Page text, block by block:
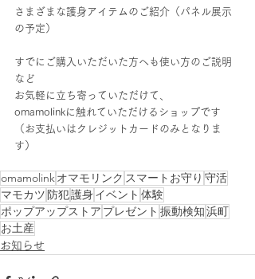
さまざまな護身アイテムのご紹介（パネル展示
の予定）
すでにご購入いただいた方へも使い方のご説明
など
お気軽に立ち寄っていただけて、
omamolinkに触れていただけるショップです
（お支払いはクレジットカードのみとなりま
す）
omamolinkオマモリンク スマートお守り 守活
マモカツ防犯護身イベント 体験
ポップアップストア プレゼント 振動検知浜町
お土産
お知らせ